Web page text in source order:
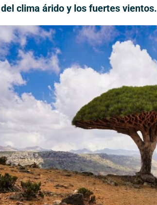
clima árido y los fuertes vientos.